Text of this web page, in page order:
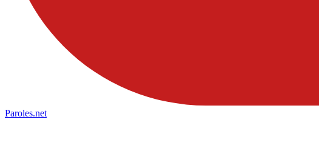
Paroles.net